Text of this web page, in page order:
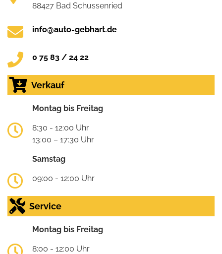
88427 Bad Schussenried
info@auto-gebhart.de
0 75 83 / 24 22
Verkauf
Montag bis Freitag
8:30 - 12:00 Uhr
13:00 – 17:30 Uhr
Samstag
09:00 - 12:00 Uhr
Service
Montag bis Freitag
8:00 - 12:00 Uhr